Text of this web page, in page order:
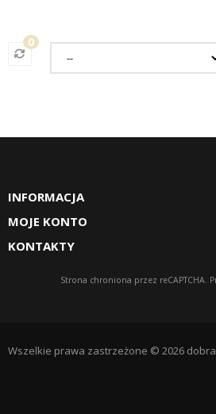
0
INFORMACJA
MOJE KONTO
KONTAKTY
Strona chroniona przez reCAPTCHA.
Wszelkie prawa zastrzeżone © 2026